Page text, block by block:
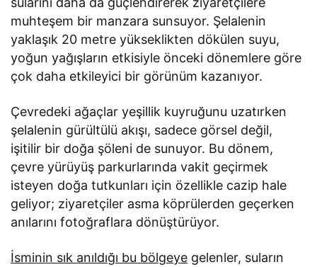
muhteşem bir manzara sunsuyor. Şelalenin
yaklaşık 20 metre yükseklikten dökülen suyu,
yoğun yağışların etkisiyle önceki dönemlere göre
çok daha etkileyici bir görünüm kazanıyor.
Çevredeki ağaçlar yeşillik kuyruğunu uzatırken
şelalenin gürültülü akışı, sadece görsel değil,
işitilir bir doğa şöleni de sunuyor. Bu dönem,
çevre yürüyüş parkurlarında vakit geçirmek
isteyen doğa tutkunları için özellikle cazip hale
geliyor; ziyaretçiler asma köprülerden geçerken
anılarını fotoğraflara dönüştürüyor.
İsminin sık anıldığı bu bölgeye gelenler, suların